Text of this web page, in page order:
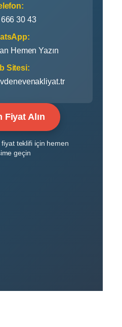
30 43
Hemen Yazın
Sitesi:
Fiyat Alın
teklifi için hemen
geçin